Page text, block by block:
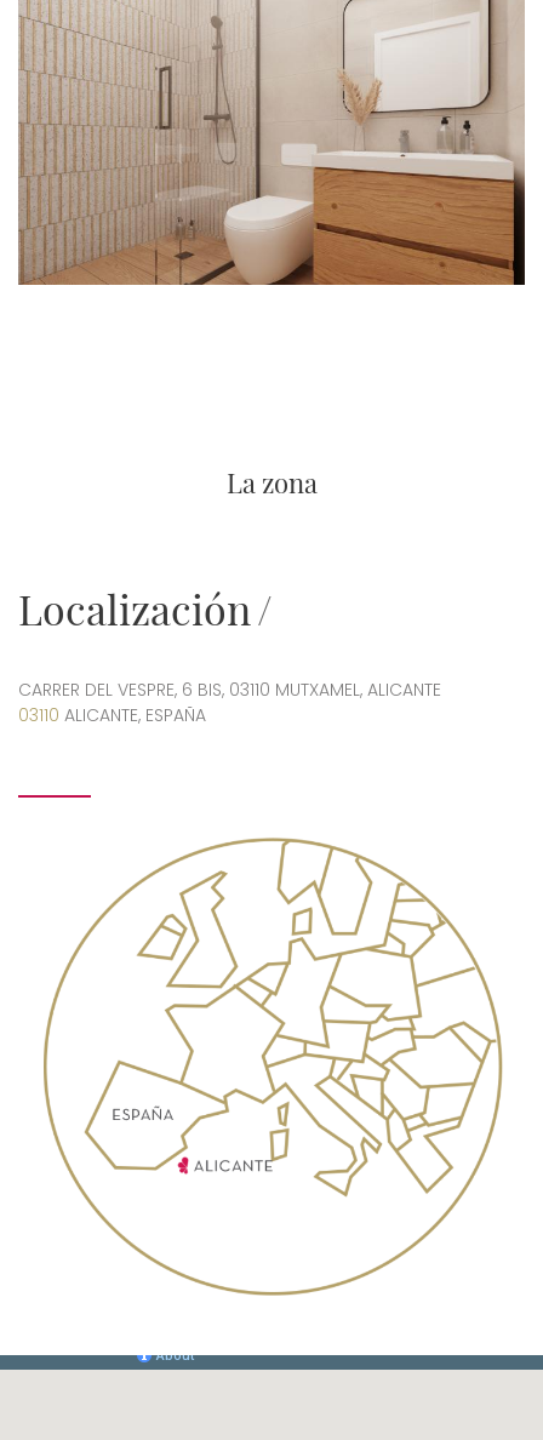
La zona
Localización
CARRER DEL VESPRE, 6 BIS, 03110 MUTXAMEL, ALICANTE
03110 ALICANTE, ESPAÑA